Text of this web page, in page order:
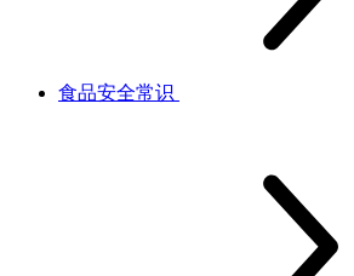
食品安全常识